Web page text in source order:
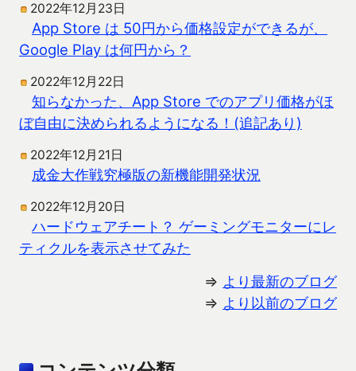
2022年12月23日
App Store は 50円から価格設定ができるが、
Google Play は何円から？
2022年12月22日
知らなかった、App Store でのアプリ価格がほ
ぼ自由に決められるようになる！(追記あり)
2022年12月21日
成金大作戦究極版の新機能開発状況
2022年12月20日
ハードウェアチート？ ゲーミングモニターにレ
ティクルを表示させてみた
⇒ より最新のブログ
⇒ より以前のブログ